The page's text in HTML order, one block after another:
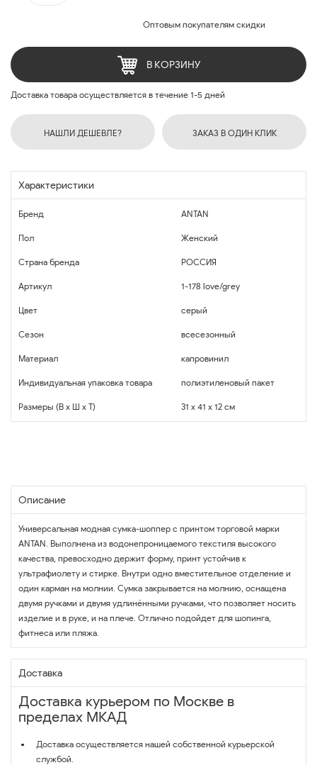
Оптовым покупателям скидки
В КОРЗИНУ
Доставка товара осуществляется в течение 1-5 дней
НАШЛИ ДЕШЕВЛЕ? ЗАКАЗ В ОДИН КЛИК
Характеристики
Бренд ANTAN
Пол Женский
Страна бренда РОССИЯ
Артикул 1-178 love/grey
Цвет серый
Сезон всесезонный
Материал капровинил
Индивидуальная упаковка товара полиэтиленовый пакет
Размеры (В x Ш x Т) 31 x 41 x 12 см
Описание
Универсальная модная сумка-шоппер с принтом торговой марки
ANTAN. Выполнена из водонепроницаемого текстиля высокого
качества, превосходно держит форму, принт устойчив к
ультрафиолету и стирке. Внутри одно вместительное отделение и
один карман на молнии. Сумка закрывается на молнию, оснащена
двумя ручками и двумя удлинёнными ручками, что позволяет носить
изделие и в руке, и на плече. Отлично подойдет для шопинга,
фитнеса или пляжа.
Доставка
Доставка курьером по Москве в
пределах МКАД
Доставка осуществляется нашей собственной курьерской
службой.